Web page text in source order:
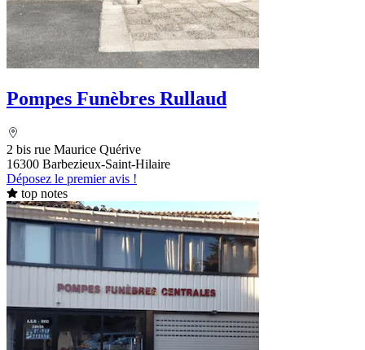
Pompes Funèbres Rullaud
2 bis rue Maurice Quérive
16300 Barbezieux-Saint-Hilaire
Déposez le premier avis !
top notes